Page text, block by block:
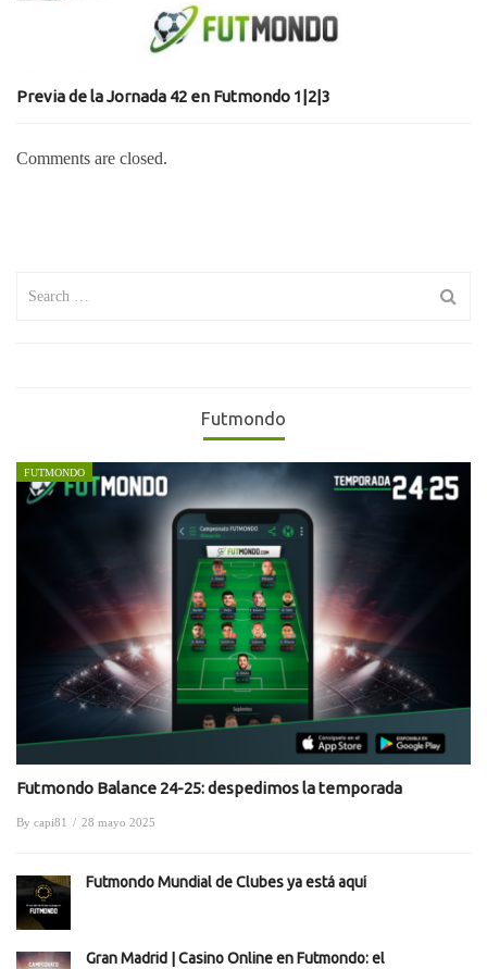
Previa de la Jornada 42 en Futmondo 1|2|3
Comments are closed.
Futmondo
FUTMONDO
Futmondo Balance 24-25: despedimos la temporada
By capi81 / 28 mayo 2025
Futmondo Mundial de Clubes ya está aquí
Gran Madrid | Casino Online en Futmondo: el